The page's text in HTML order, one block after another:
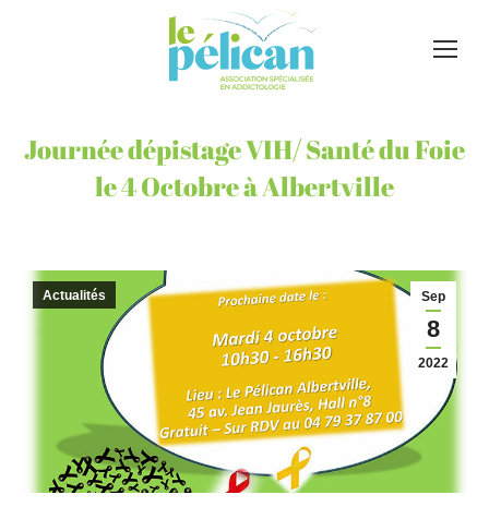
Journée dépistage VIH/ Santé du Foie
le 4 Octobre à Albertville
Sep
8
2022
Actualités